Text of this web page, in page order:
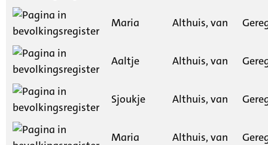
Maria Althuis, van
Aaltje Althuis, van
Sjoukje Althuis, van
Maria Althuis, van